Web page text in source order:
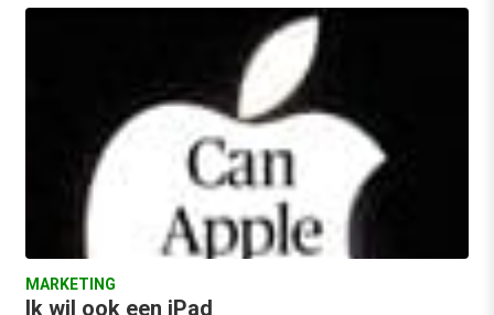
MARKETING
Ik wil ook een iPad